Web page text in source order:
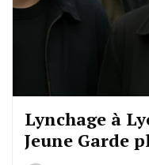
Lynchage à
Jeune Garde